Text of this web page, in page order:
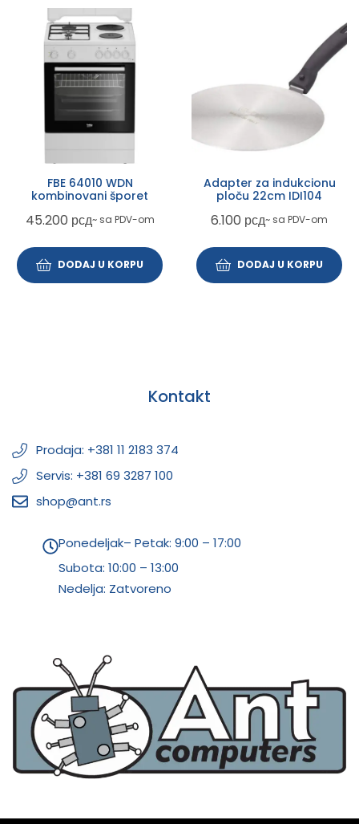
FBE 64010 WDN
kombinovani šporet
45.200 рсд~ sa PDV-om
DODAJ U KORPU
Adapter za indukcionu
ploču 22cm IDI104
6.100 рсд~ sa PDV-om
DODAJ U KORPU
Kontakt
Prodaja: +381 11 2183 374
Servis: +381 69 3287 100
shop@ant.rs
Ponedeljak– Petak: 9:00 – 17:00
Subota: 10:00 – 13:00
Nedelja: Zatvoreno